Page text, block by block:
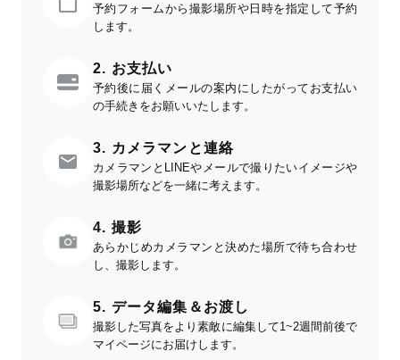
予約フォームから撮影場所や日時を指定して予約
します。
2. お支払い
予約後に届くメールの案内にしたがってお支払い
の手続きをお願いいたします。
3. カメラマンと連絡
カメラマンとLINEやメールで撮りたいイメージや
撮影場所などを一緒に考えます。
4. 撮影
あらかじめカメラマンと決めた場所で待ち合わせ
し、撮影します。
5. データ編集＆お渡し
撮影した写真をより素敵に編集して1~2週間前後で
マイページにお届けします。